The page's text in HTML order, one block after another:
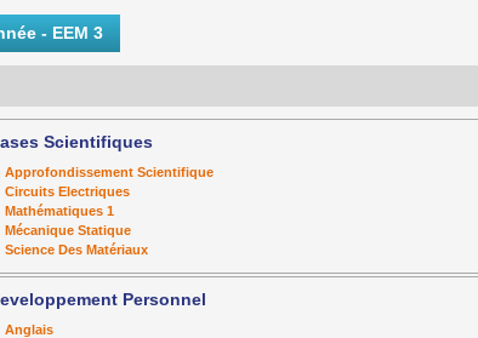
- EEM 3
Scientifiques
Approfondissement Scientifique
Circuits Electriques
Mathématiques 1
Mécanique Statique
Science Des Matériaux
Personnel
Anglais